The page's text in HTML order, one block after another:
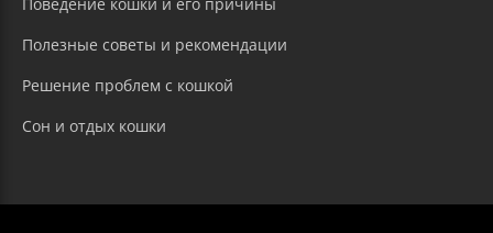
Полезные советы и рекомендации
Решение проблем с кошкой
Сон и отдых кошки